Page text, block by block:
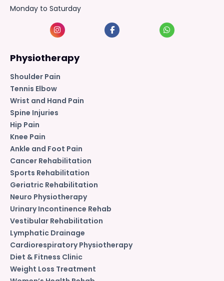
Monday to Saturday
Physiotherapy
Shoulder Pain
Tennis Elbow
Wrist and Hand Pain
Spine Injuries
Hip Pain
Knee Pain
Ankle and Foot Pain
Cancer Rehabilitation
Sports Rehabilitation
Geriatric Rehabilitation
Neuro Physiotherapy
Urinary Incontinence Rehab
Vestibular Rehabilitation
Lymphatic Drainage
Cardiorespiratory Physiotherapy
Diet & Fitness Clinic
Weight Loss Treatment